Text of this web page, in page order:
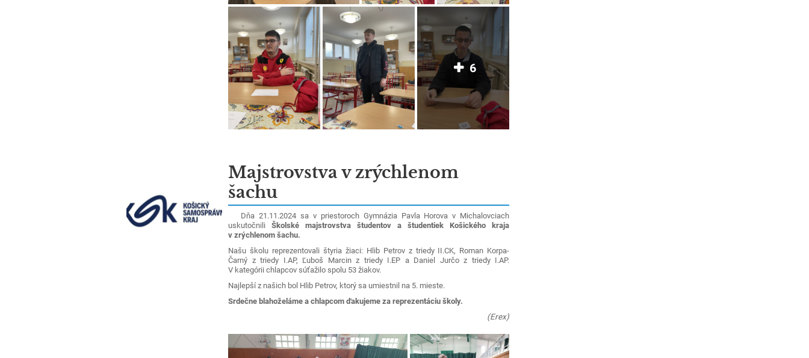
6
Majstrovstva v zrýchlenom
šachu
Dňa 21.11.2024 sa v priestoroch Gymnázia Pavla Horova v Michalovciach
uskutočniliŠkolské majstrovstva študentov a študentiek Košického kraja
v zrýchlenom šachu.
Našu školu reprezentovali štyria žiaci: Hlib Petrov z triedy II.CK, Roman Korpa-
Čarný z triedy I.AP, Ľuboš Marcin z triedy I.EP a Daniel Jurčo z triedy I.AP.
V kategórii chlapcov súťažilo spolu 53 žiakov.
Najlepší z našich bol Hlib Petrov, ktorý sa umiestnil na 5. mieste.
Srdečne blahoželáme a chlapcom ďakujeme za reprezentáciu školy.
(Erex)